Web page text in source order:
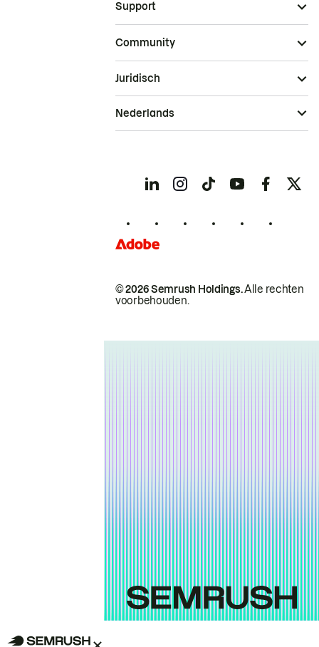
Support
Community
© 2026 Semrush Holdings.Alle rechten
voorbehouden.
Juridisch
Nederlands